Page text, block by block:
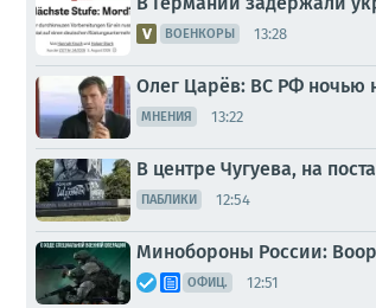
ВОЕНКОРЫ 13:28
Олег Царёв: ВС РФ ночью
МНЕНИЯ 13:22
В центре Чугуева, на
ПАБЛИКИ 12:54
Минобороны России:
ОФИЦ. 12:51